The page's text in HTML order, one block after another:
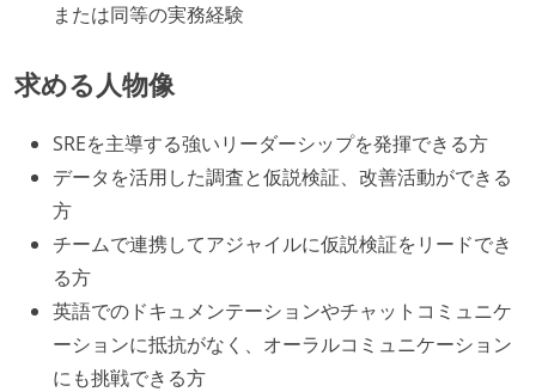
または同等の実務経験
求める人物像
SREを主導する強いリーダーシップを発揮できる方
データを活用した調査と仮説検証、改善活動ができる
方
チームで連携してアジャイルに仮説検証をリードでき
る方
英語でのドキュメンテーションやチャットコミュニケ
ーションに抵抗がなく、オーラルコミュニケーション
にも挑戦できる方